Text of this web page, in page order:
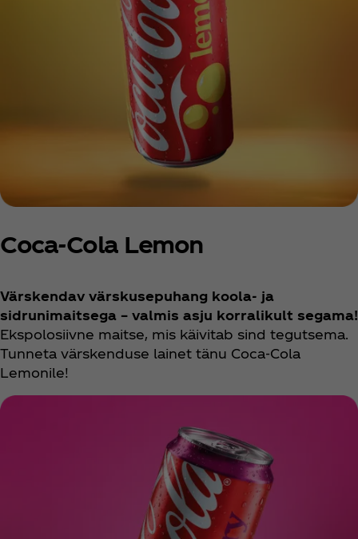
Coca‑Cola Lemon
Värskendav värskusepuhang koola- ja
sidrunimaitsega – valmis asju korralikult segama!
Ekspolosiivne maitse, mis käivitab sind tegutsema.
Tunneta värskenduse lainet tänu Coca‑Cola
Lemonile!